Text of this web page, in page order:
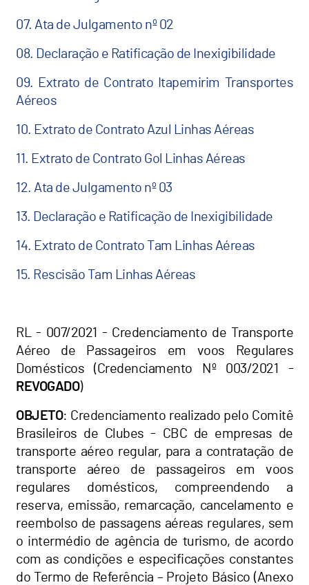
07. Ata de Julgamento nº 02
08. Declaração e Ratificação de Inexigibilidade
09. Extrato de Contrato Itapemirim Transportes
Aéreos
10. Extrato de Contrato Azul Linhas Aéreas
11. Extrato de Contrato Gol Linhas Aéreas
12. Ata de Julgamento nº 03
13. Declaração e Ratificação de Inexigibilidade
14. Extrato de Contrato Tam Linhas Aéreas
15. Rescisão Tam Linhas Aéreas
RL - 007/2021 - Credenciamento de Transporte
Aéreo de Passageiros em voos Regulares
Domésticos (Credenciamento Nº 003/2021 -
REVOGADO)
OBJETO: Credenciamento realizado pelo Comitê
Brasileiros de Clubes - CBC de empresas de
transporte aéreo regular, para a contratação de
transporte aéreo de passageiros em voos
regulares domésticos, compreendendo a
reserva, emissão, remarcação, cancelamento e
reembolso de passagens aéreas regulares, sem
o intermédio de agência de turismo, de acordo
com as condições e especificações constantes
do Termo de Referência – Projeto Básico (Anexo